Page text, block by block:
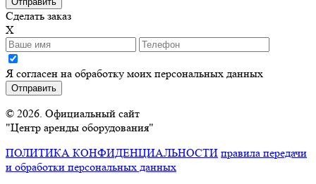
Сделать заказ
X
Я согласен на обработку моих персональных данных
© 2026. Официальный сайт
"Центр аренды оборудования"
ПОЛИТИКА КОНФИДЕНЦИАЛЬНОСТИ правила передачи
и обработки персональных данных